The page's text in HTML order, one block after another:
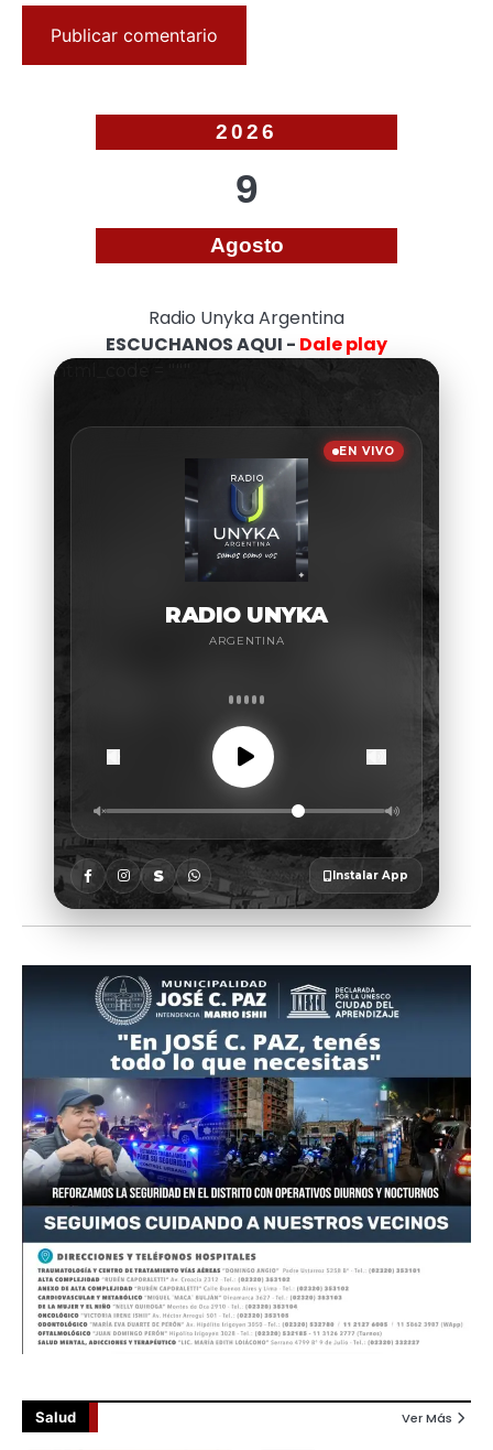
2026
9
Agosto
Radio Unyka Argentina
ESCUCHANOS AQUI - Dale play
Salud Ver Más